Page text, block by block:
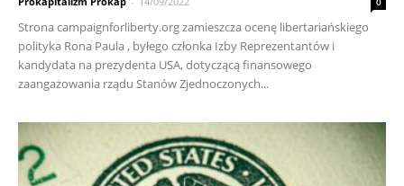
Strona campaignforliberty.org zamieszcza ocenę libertariańskiego
polityka Rona Paula , byłego członka Izby Reprezentantów i
kandydata na prezydenta USA, dotyczącą finansowego
zaangażowania rządu Stanów Zjednoczonych...